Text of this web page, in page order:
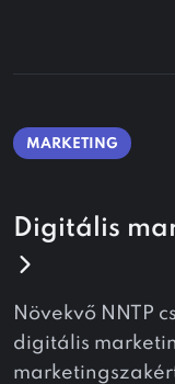
MARKETING
Digitális
Növekvő NNTP
digitális